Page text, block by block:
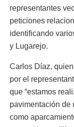
representantes
peticiones
identificando
y Lugarejo.
Carlos Díaz,
por el
que “estamos
pavimentación de
como